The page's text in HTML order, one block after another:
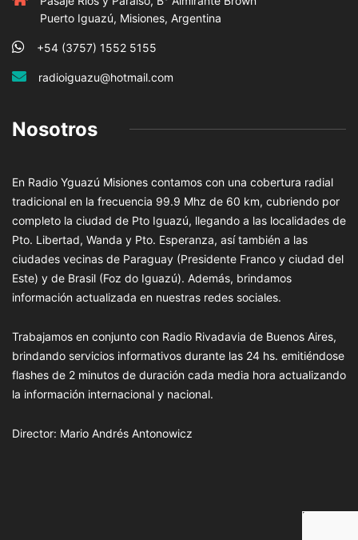
Puerto Iguazú, Misiones, Argentina
+54 (3757) 1552 5155
radioiguazu@hotmail.com
Nosotros
En Radio Yguazú Misiones contamos con una cobertura radial
tradicional en la frecuencia 99.9 Mhz de 60 km, cubriendo por
completo la ciudad de Pto Iguazú, llegando a las localidades de
Pto. Libertad, Wanda y Pto. Esperanza, así también a las
ciudades vecinas de Paraguay (Presidente Franco y ciudad del
Este) y de Brasil (Foz do Iguazú). Además, brindamos
información actualizada en nuestras redes sociales.
Trabajamos en conjunto con Radio Rivadavia de Buenos Aires,
brindando servicios informativos durante las 24 hs. emitiéndose
flashes de 2 minutos de duración cada media hora actualizando
la información internacional y nacional.
Director: Mario Andrés Antonowicz